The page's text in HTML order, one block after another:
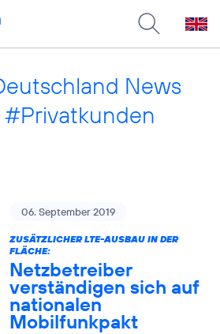
News
#Privatkunden
06. September 2019
ZUSÄTZLICHER LTE-AUSBAU IN DER
FLÄCHE:
Netzbetreiber
verständigen sich auf
nationalen
Mobilfunkpakt